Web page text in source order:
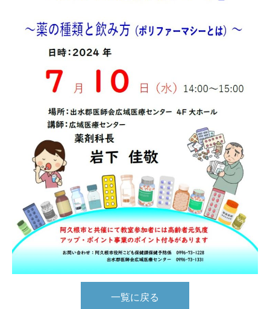
一覧に戻る